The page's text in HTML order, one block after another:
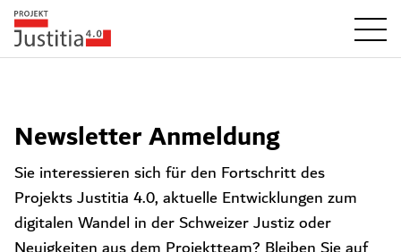
Newsletter Anmeldung
Sie interessieren sich für den Fortschritt des
Projekts Justitia 4.0, aktuelle Entwicklungen zum
digitalen Wandel in der Schweizer Justiz oder